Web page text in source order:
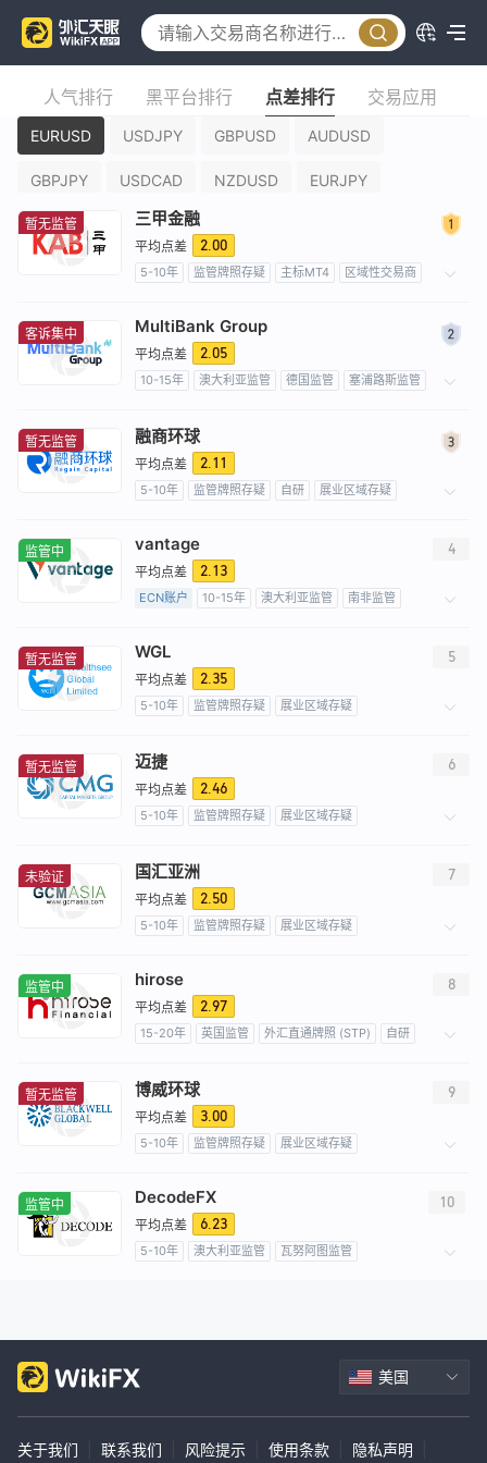
人气排行 黑平台排行 点差排行 交易应用
EURUSD USDJPY GBPUSD AUDUSD
GBPJPY USDCAD NZDUSD EURJPY
EURGBP 全部
暂无监管 三甲金融
平均点差 2.00
5-10年 监管牌照存疑 主标MT4
区域性交易商
客诉集中 MultiBank Group
平均点差 2.05
10-15年 澳大利亚监管 德国监管
塞浦路斯监管
开曼群岛监管
衍生品交易牌照 (EP)
外汇交易牌照 (EP)
主标MT4 主标MT5
自研
暂无监管 融商环球
平均点差 2.11
5-10年 监管牌照存疑 自研
展业区域存疑
监管中 vantage
平均点差 2.13
ECN账户 10-15年 澳大利亚监管
南非监管
外汇交易牌照 (EP)
主标MT5
自研
4
暂无监管 WGL
平均点差 2.35
5-10年 监管牌照存疑
展业区域存疑
5
暂无监管 迈捷
平均点差 2.46
5-10年 监管牌照存疑
展业区域存疑
6
未验证 国汇亚洲
平均点差 2.50
5-10年 监管牌照存疑
展业区域存疑
7
监管中 hirose
平均点差 2.97
15-20年 英国监管 外汇直通牌照 (STP)
自研
8
暂无监管 博威环球
平均点差 3.00
5-10年 监管牌照存疑
展业区域存疑
9
监管中 DecodeFX
平均点差 6.23
5-10年 澳大利亚监管
瓦努阿图监管
10
美国
关于我们 联系我们 风险提示 使用条款 隐私声明